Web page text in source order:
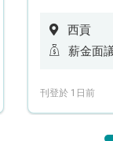
西貢
薪金面
刊登於 1日前